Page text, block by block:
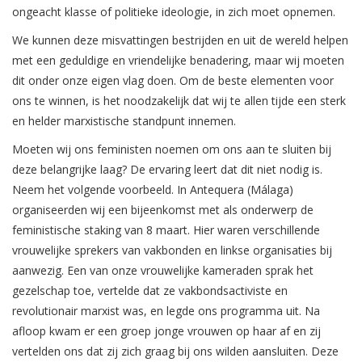
ongeacht klasse of politieke ideologie, in zich moet opnemen.
We kunnen deze misvattingen bestrijden en uit de wereld helpen
met een geduldige en vriendelijke benadering, maar wij moeten
dit onder onze eigen vlag doen. Om de beste elementen voor
ons te winnen, is het noodzakelijk dat wij te allen tijde een sterk
en helder marxistische standpunt innemen.
Moeten wij ons feministen noemen om ons aan te sluiten bij
deze belangrijke laag? De ervaring leert dat dit niet nodig is.
Neem het volgende voorbeeld. In Antequera (Málaga)
organiseerden wij een bijeenkomst met als onderwerp de
feministische staking van 8 maart. Hier waren verschillende
vrouwelijke sprekers van vakbonden en linkse organisaties bij
aanwezig. Een van onze vrouwelijke kameraden sprak het
gezelschap toe, vertelde dat ze vakbondsactiviste en
revolutionair marxist was, en legde ons programma uit. Na
afloop kwam er een groep jonge vrouwen op haar af en zij
vertelden ons dat zij zich graag bij ons wilden aansluiten. Deze